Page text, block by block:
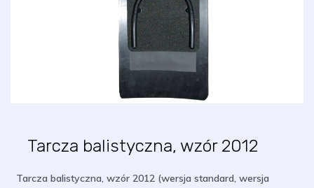
Tarcza balistyczna, wzór 2012
Tarcza balistyczna, wzór 2012 (wersja standard, wersja